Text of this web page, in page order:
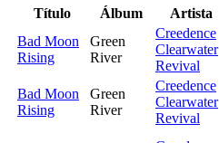
Título Álbum Artista
Bad Moon
Rising
Green
River
Creedence
Clearwater
Revival
Bad Moon
Rising
Green
River
Creedence
Clearwater
Revival